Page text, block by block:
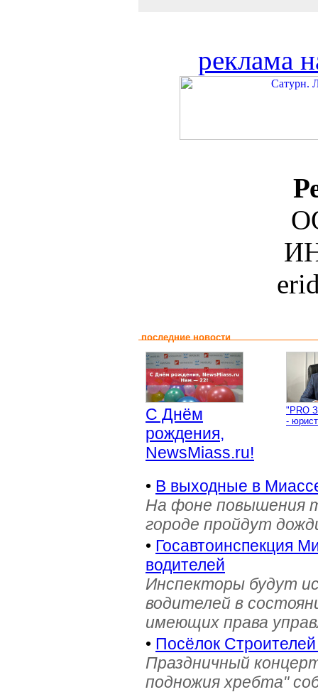
реклама
последние новости
С Днём
рождения,
NewsMiass.ru!
"PRO
-
• В выходные в
На фоне повышения
городе пройдут
• Госавтоинспекция
водителей
Инспекторы будут
водителей в
имеющих права
• Посёлок
Праздничный
подножия хребта"